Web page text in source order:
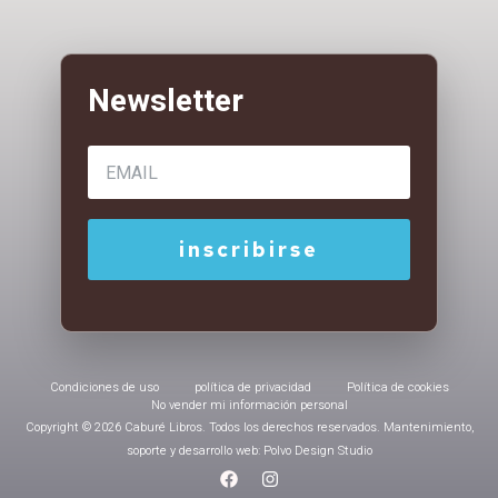
Condiciones de uso política de privacidad
Política de cookies
No vender mi información personal
Copyright © 2026 Caburé Libros. Todos los derechos reservados. Mantenimiento,
soporte y desarrollo web: Polvo Design Studio